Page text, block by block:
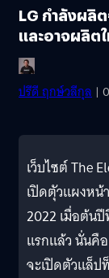
LG กำลังผลิ
และอาจผลิต
ปรีดี ฤกษ์วลีกุล |
เว็บไซต์ The
เปิดตัุวแผงหน้
2022 เมื่อต้น
แรกแล้ว นั่นคื
จะเปิดตัวแล็